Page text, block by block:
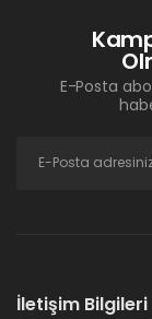
E-Posta
İletişim Bilgileri